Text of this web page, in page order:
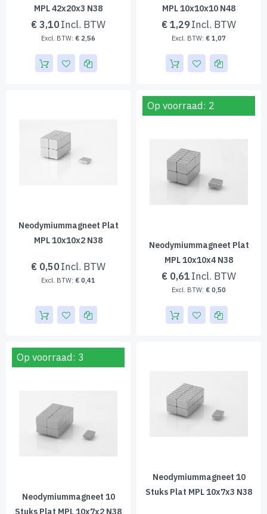
MPL 42x20x3 N38
€ 3,10
€ 2,56
MPL 10x10x10 N48
€ 1,29
€ 1,07
Neodymiummagneet Plat
MPL 10x10x2 N38
€ 0,50
€ 0,41
Op voorraad: 2
Neodymiummagneet Plat
MPL 10x10x4 N38
€ 0,61
€ 0,50
Op voorraad: 3
Neodymiummagneet 10
Stuks Plat MPL 10x7x2 N38
Neodymiummagneet 10
Stuks Plat MPL 10x7x3 N38